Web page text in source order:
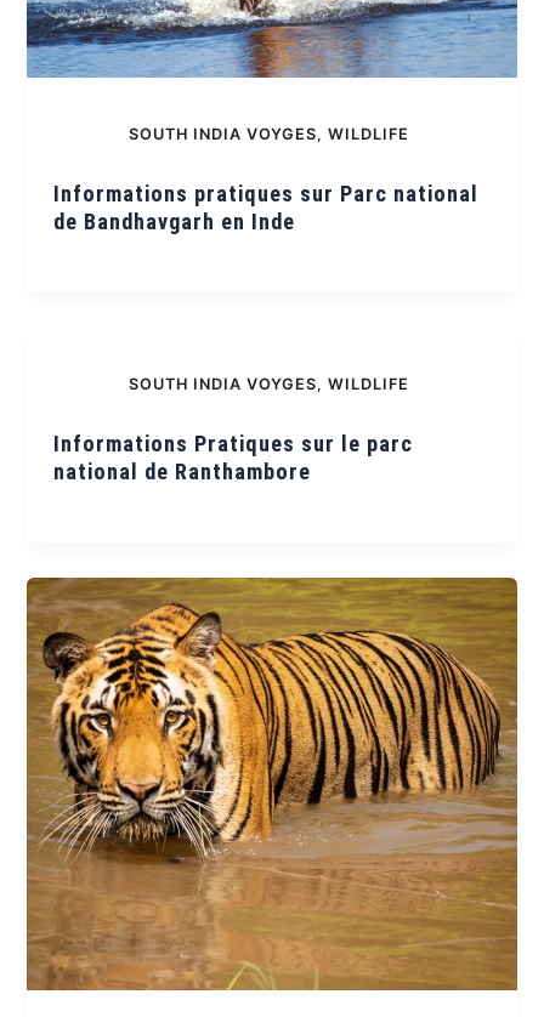
SOUTH INDIA VOYGES, WILDLIFE
Informations pratiques sur Parc national
de Bandhavgarh en Inde
SOUTH INDIA VOYGES, WILDLIFE
Informations Pratiques sur le parc
national de Ranthambore